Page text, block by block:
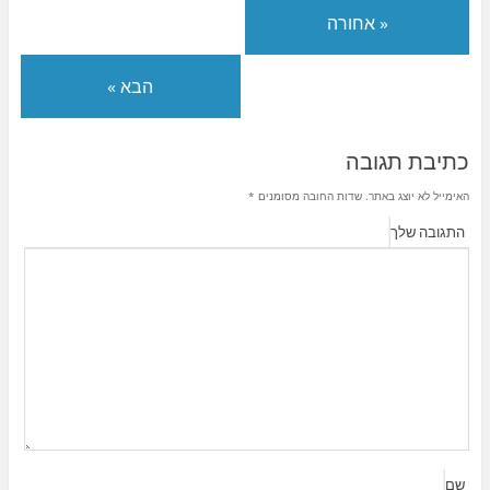
« אחורה
הבא »
כתיבת תגובה
האימייל לא יוצג באתר.שדות החובה מסומנים *
התגובה שלך
שם